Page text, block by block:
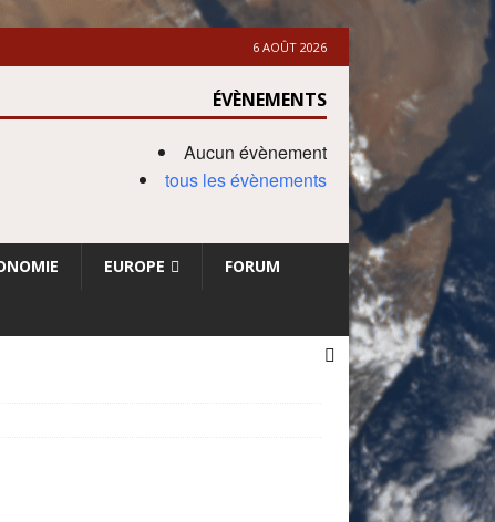
6 AOÛT 2026
ÉVÈNEMENTS
Aucun évènement
tous les évènements
EUROPE FORUM